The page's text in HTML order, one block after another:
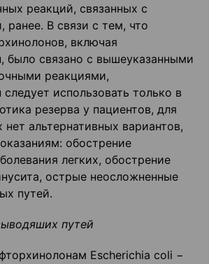
реакций, связанных с
ранее. В связи с тем, что
включая
было связано с вышеуказанными
реакциями,
использовать только в
резерва у пациентов, для
альтернативных вариантов,
обострение
легких, обострение
острые неосложненные
путей.
путей
Escherichia coli −